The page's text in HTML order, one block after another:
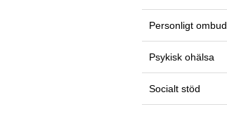
Personligt ombud
Psykisk ohälsa
Socialt stöd